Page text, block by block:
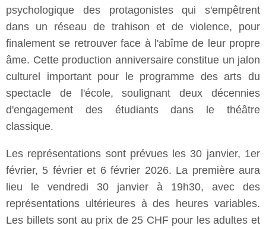
psychologique des protagonistes qui s'empêtrent
dans un réseau de trahison et de violence, pour
finalement se retrouver face à l'abîme de leur propre
âme. Cette production anniversaire constitue un jalon
culturel important pour le programme des arts du
spectacle de l'école, soulignant deux décennies
d'engagement des étudiants dans le théâtre
classique.
Les représentations sont prévues les 30 janvier, 1er
février, 5 février et 6 février 2026. La première aura
lieu le vendredi 30 janvier à 19h30, avec des
représentations ultérieures à des heures variables.
Les billets sont au prix de 25 CHF pour les adultes et